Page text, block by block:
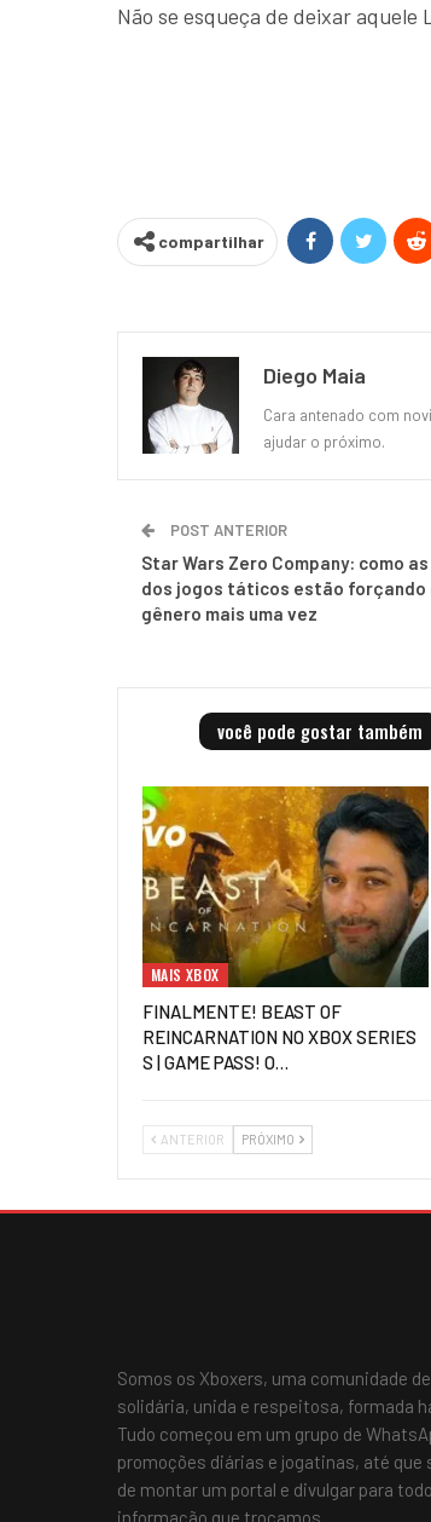
Não se esqueça de deixar aquele
compartilhar
Diego Maia
Cara antenado com
ajudar o próximo.
POST ANTERIOR
Star Wars Zero Company: como
dos jogos táticos estão forçando
gênero mais uma vez
você pode gostar também
MAIS XBOX
FINALMENTE! BEAST OF
REINCARNATION NO XBOX SERIES
S | GAME PASS! O…
ANTERIOR PRÓXIMO
Somos os Xboxers, uma comunidade
solidária, unida e respeitosa, formada
Tudo começou em um grupo de
promoções diárias e jogatinas, até que
de montar um portal e divulgar para
informação que trocamos.